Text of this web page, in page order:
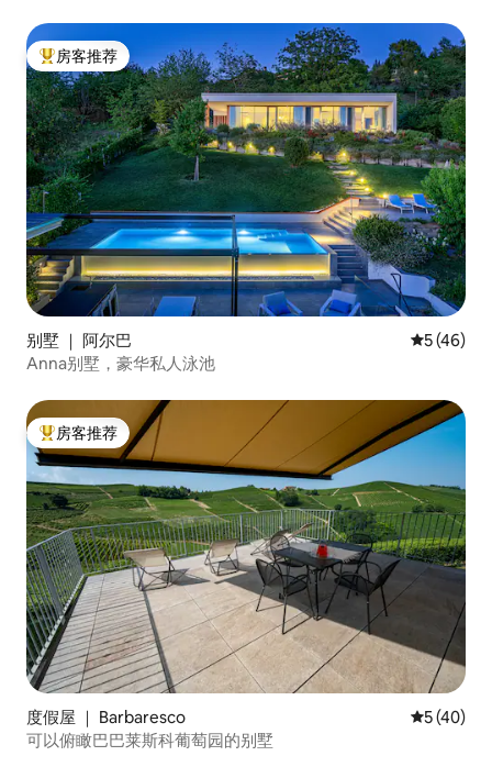
热门「房客推荐」
房客推荐
别墅 ｜ 阿尔巴 平均评分
5 (46)
Anna别墅，豪华私人泳池
热门「房客推荐」
房客推荐
度假屋 ｜ Barbaresco 平均评分
5 (40)
可以俯瞰巴巴莱斯科葡萄园的别墅